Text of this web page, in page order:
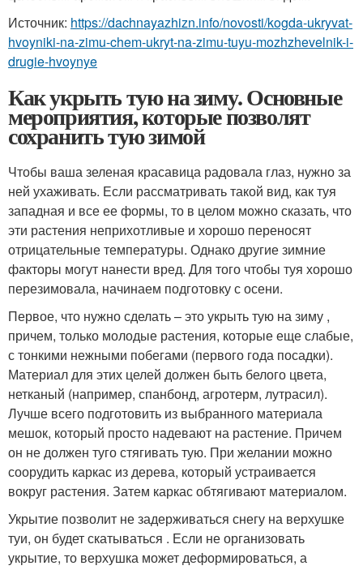
Источник: https://dachnayazhizn.info/novosti/kogda-ukryvat-
hvoyniki-na-zimu-chem-ukryt-na-zimu-tuyu-mozhzhevelnik-i-
drugie-hvoynye
Как укрыть тую на зиму. Основные
мероприятия, которые позволят
сохранить тую зимой
Чтобы ваша зеленая красавица радовала глаз, нужно за
ней ухаживать. Если рассматривать такой вид, как туя
западная и все ее формы, то в целом можно сказать, что
эти растения неприхотливые и хорошо переносят
отрицательные температуры. Однако другие зимние
факторы могут нанести вред. Для того чтобы туя хорошо
перезимовала, начинаем подготовку с осени.
Первое, что нужно сделать – это укрыть тую на зиму ,
причем, только молодые растения, которые еще слабые,
с тонкими нежными побегами (первого года посадки).
Материал для этих целей должен быть белого цвета,
нетканый (например, спанбонд, агротерм, лутрасил).
Лучше всего подготовить из выбранного материала
мешок, который просто надевают на растение. Причем
он не должен туго стягивать тую. При желании можно
соорудить каркас из дерева, который устраивается
вокруг растения. Затем каркас обтягивают материалом.
Укрытие позволит не задерживаться снегу на верхушке
туи, он будет скатываться . Если не организовать
укрытие, то верхушка может деформироваться, а